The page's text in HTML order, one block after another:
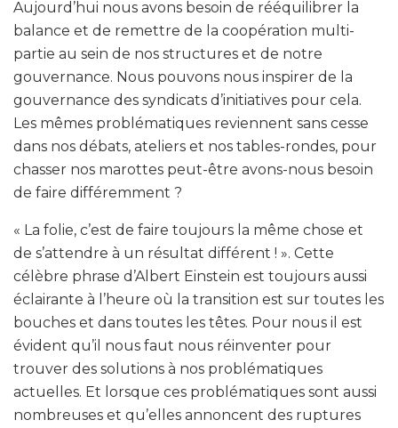
Aujourd’hui nous avons besoin de rééquilibrer la
balance et de remettre de la coopération multi-
partie au sein de nos structures et de notre
gouvernance. Nous pouvons nous inspirer de la
gouvernance des syndicats d’initiatives pour cela.
Les mêmes problématiques reviennent sans cesse
dans nos débats, ateliers et nos tables-rondes, pour
chasser nos marottes peut-être avons-nous besoin
de faire différemment ?
« La folie, c’est de faire toujours la même chose et
de s’attendre à un résultat différent ! ». Cette
célèbre phrase d’Albert Einstein est toujours aussi
éclairante à l’heure où la transition est sur toutes les
bouches et dans toutes les têtes. Pour nous il est
évident qu’il nous faut nous réinventer pour
trouver des solutions à nos problématiques
actuelles. Et lorsque ces problématiques sont aussi
nombreuses et qu’elles annoncent des ruptures